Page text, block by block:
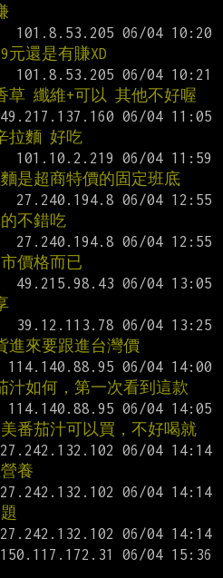
還是有賺XD
草 纖維+可以 其他不好喔
拉麵 好吃
是超商特價的固定班底
不錯吃
價格而已
進來要跟進台灣價
汁如何，第一次看到這款
番茄汁可以買，不好喝就
養